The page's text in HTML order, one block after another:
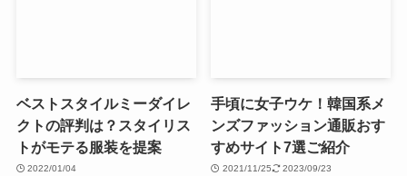
ベストスタイルミーダイレ
クトの評判は？スタイリス
トがモテる服装を提案
2022/01/04
手頃に女子ウケ！韓国系メ
ンズファッション通販おす
すめサイト7選ご紹介
2021/11/25 2023/09/23